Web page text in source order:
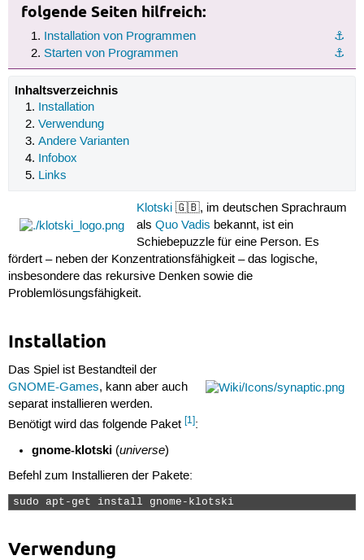
folgende Seiten hilfreich:
⚓︎
Installation von Programmen
⚓︎
Starten von Programmen
Inhaltsverzeichnis
Installation
Verwendung
Andere Varianten
Infobox
Links
Klotski 🇬🇧, im deutschen Sprachraum
alsQuo Vadis bekannt, ist ein
Schiebepuzzle für eine Person. Es
fördert – neben der Konzentrationsfähigkeit – das logische,
insbesondere das rekursive Denken sowie die
Problemlösungsfähigkeit.
Installation
Das Spiel ist Bestandteil der
GNOME-Games, kann aber auch
separat installieren werden.
Benötigt wird das folgende Paket [1]:
gnome-klotski (universe)
Befehl zum Installieren der Pakete:
sudo apt-get install gnome-klotski
Verwendung